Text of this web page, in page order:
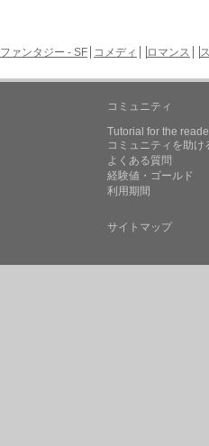
ファンタジー - SF コメディ ロマンス
コミュニティ
Tutorial for the
コミュニティを助け
よくある質問
経験値・ゴールド
利用期間
サイトマップ